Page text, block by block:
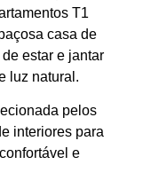
T1
casa de
estar e jantar
luz natural.
pelos
interiores para
e